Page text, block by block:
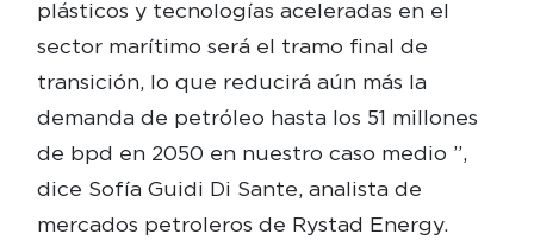
plásticos y tecnologías aceleradas en el
sector marítimo será el tramo final de
transición, lo que reducirá aún más la
demanda de petróleo hasta los 51 millones
de bpd en 2050 en nuestro caso medio ”,
dice Sofía Guidi Di Sante, analista de
mercados petroleros de Rystad Energy.